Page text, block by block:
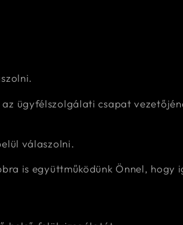
ügyfélszolgálati csapat
válaszolni.
is együttműködünk Önnel, hogy